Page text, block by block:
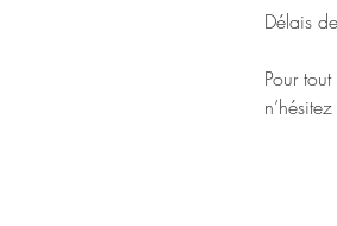
Délais
Pour